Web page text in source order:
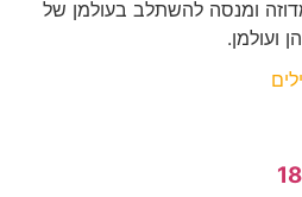
ומנסה להשתלב בעולמן של
ועולמן.